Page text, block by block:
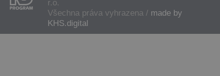
r.o.
Všechna práva vyhrazena / made by
KHS.digital